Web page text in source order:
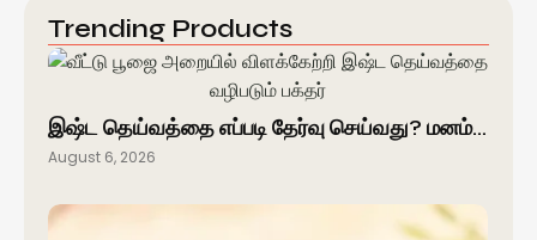
Trending Products
இஷ்ட தெய்வத்தை எப்படி தேர்வு செய்வது? மனம்…
August 6, 2026